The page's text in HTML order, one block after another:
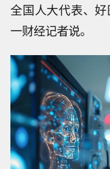
全国人大代表、
一财经记者说。